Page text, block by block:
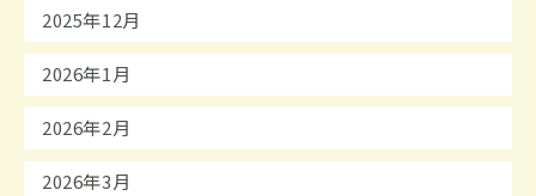
2025年12月
2026年1月
2026年2月
2026年3月